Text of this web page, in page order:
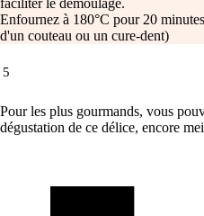
faciliter le démoulage.
Enfournez à 180°C pour 20
d'un couteau ou un cure-dent)
5
Pour les plus gourmands, vous
dégustation de ce délice, encore